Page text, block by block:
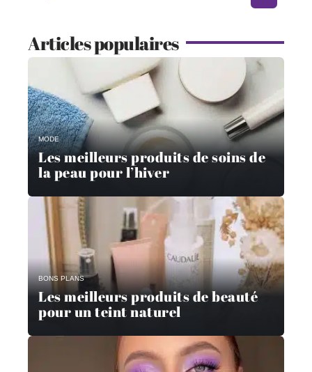
Articles populaires
MODE
Les meilleurs produits de soins de
la peau pour l’hiver
BONS PLANS
Les meilleurs produits de beauté
pour un teint naturel